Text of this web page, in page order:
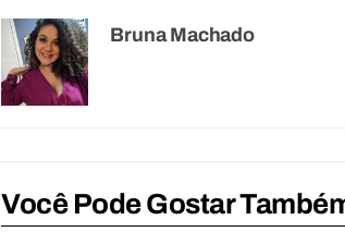
Bruna Machado
Você Pode Gostar